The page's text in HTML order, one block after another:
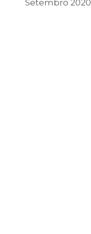
Setembro 2020